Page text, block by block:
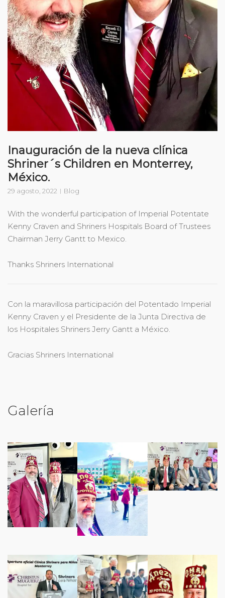
Inauguración de la nueva clínica
Shriner´s Children en Monterrey,
México.
29 agosto, 2022 Blog
With the wonderful participation of Imperial Potentate
Kenny Craven and Shriners Hospitals Board of Trustees
Chairman Jerry Gantt to Mexico.
Thanks Shriners International
Con la maravillosa participación del Potentado Imperial
Kenny Craven y el Presidente de la Junta Directiva de
los Hospitales Shriners Jerry Gantt a México.
Gracias Shriners International
Galería